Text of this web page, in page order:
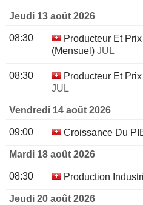
Jeudi 13 août 2026
08:30
Producteur Et
(Mensuel) JUL
08:30
Producteur Et
JUL
Vendredi 14 août 2026
09:00 Croissance Du
Mardi 18 août 2026
08:30 Production
Jeudi 20 août 2026